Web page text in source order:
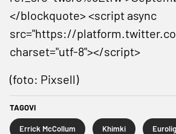
</blockquote> <script async
src="https://
charset="utf-8"></script>
(foto: Pixsell)
TAGOVI
Errick McCollum Khimki